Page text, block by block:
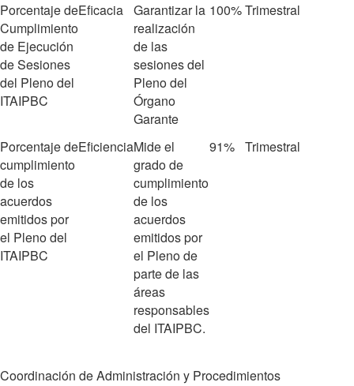
Porcentaje de
Cumplimiento
de Ejecución
de Sesiones
del Pleno del
ITAIPBC
Eficacia Garantizar la
realización
de las
sesiones del
Pleno del
Órgano
Garante
100%Trimestral
Porcentaje de
cumplimiento
de los
acuerdos
emitidos por
el Pleno del
ITAIPBC
EficienciaMide el
grado de
cumplimiento
de los
acuerdos
emitidos por
el Pleno de
parte de las
áreas
responsables
del ITAIPBC.
91% Trimestral
Coordinación de Administración y Procedimientos